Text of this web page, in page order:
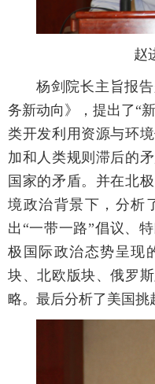
赵
杨剑院长主旨报
务新动向》，提出了“
类开发利用资源与环
加和人类规则滞后的
国家的矛盾。并在北
境政治背景下，分析
出“一带一路”倡议、
极国际政治态势呈现
块、北欧版块、俄罗
略。最后分析了美国挑